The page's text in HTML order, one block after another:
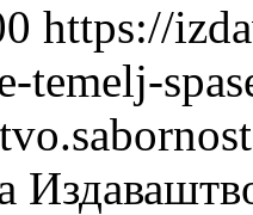
https://
temelj-